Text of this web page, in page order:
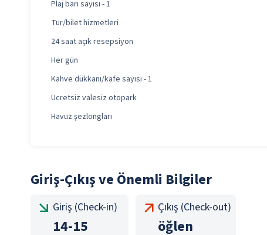
Plaj barı sayısı - 1
Tur/bilet hizmetleri
24 saat açık resepsiyon
Her gün
Kahve dükkanı/kafe sayısı - 1
Ücretsiz valesiz otopark
Havuz şezlongları
Giriş-Çıkış ve Önemli Bilgiler
Giriş (Check-in)
14-15
Çıkış (Check-out)
öğlen